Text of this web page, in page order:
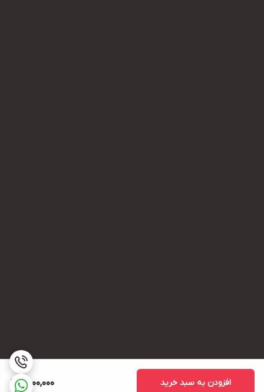
2,000,000 افزودن به سبد خرید